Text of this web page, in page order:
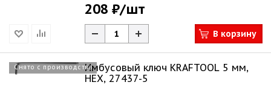
208 ₽/шт
В корзину
Снято с производстваИмбусовый ключ KRAFTOOL 5 мм,
HEX, 27437-5